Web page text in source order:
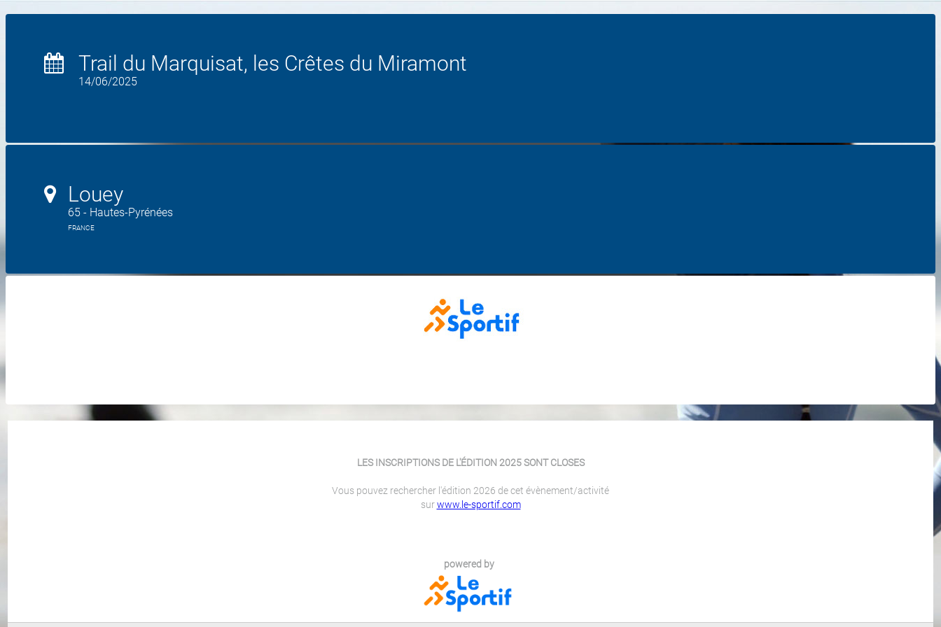
Trail du Marquisat, les Crêtes du Miramont
14/06/2025
Louey
65 - Hautes-Pyrénées
FRANCE
LES INSCRIPTIONS DE L'ÉDITION 2025 SONT CLOSES
Vous pouvez rechercher l'édition 2026 de cet évènement/activité
surwww.le-sportif.com
powered by